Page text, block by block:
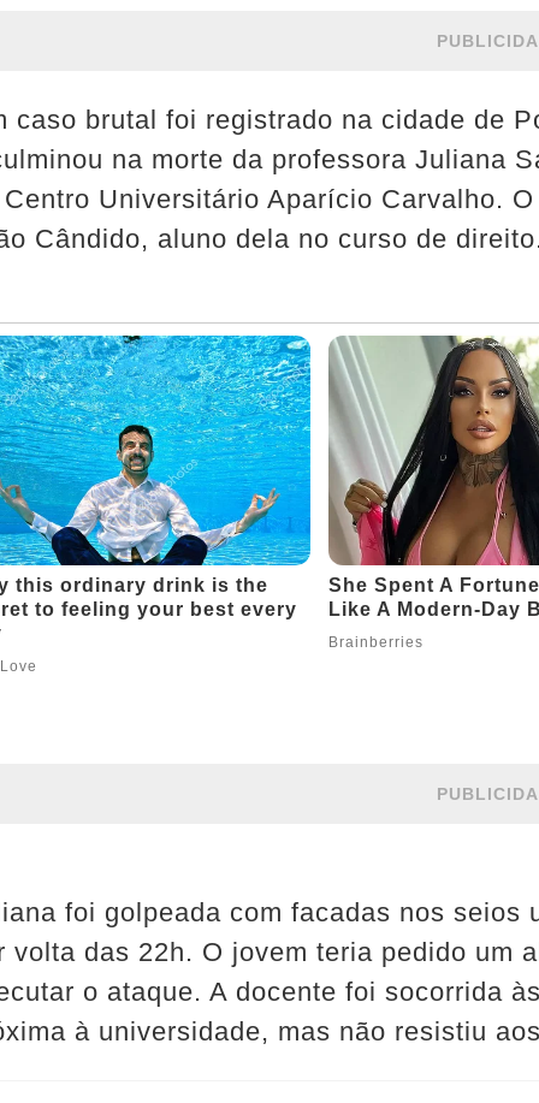
caso brutal foi registrado na cidade de
na morte da professora Juliana
Centro Universitário Aparício Carvalho.
Cândido, aluno dela no curso de direito.
foi golpeada com facadas nos seios
volta das 22h. O jovem teria pedido um
o ataque. A docente foi socorrida
à universidade, mas não resistiu